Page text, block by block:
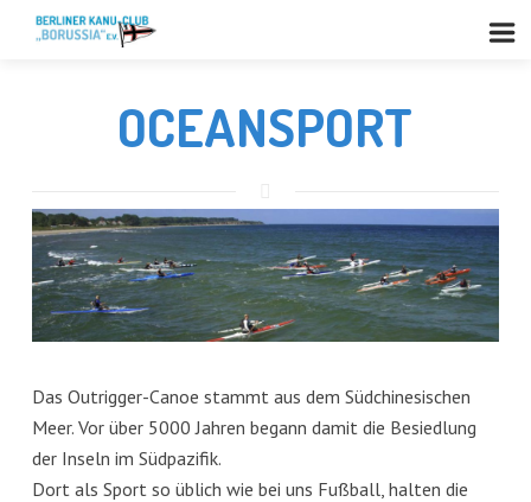
OCEANSPORT
Das Outrigger-Canoe stammt aus dem Südchinesischen
Meer. Vor über 5000 Jahren begann damit die Besiedlung
der Inseln im Südpazifik.
Dort als Sport so üblich wie bei uns Fußball, halten die